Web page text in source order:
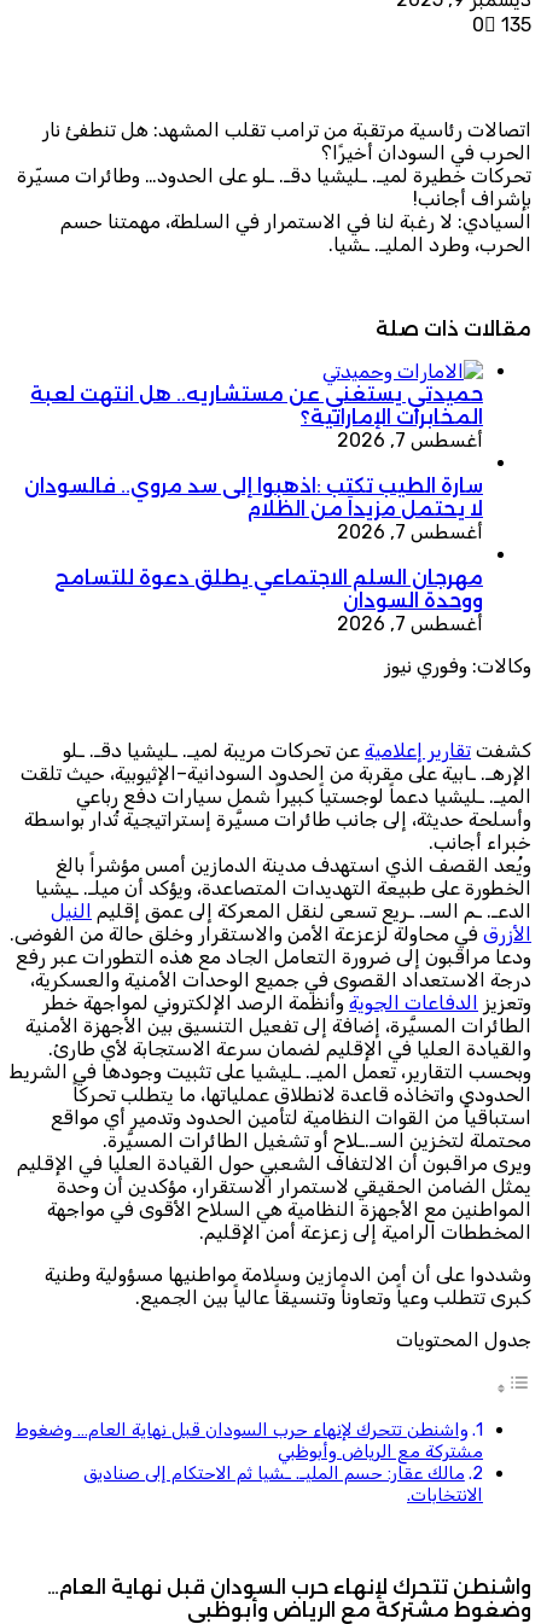
0
135
اتصالات رئاسية مرتقبة من ترامب تقلب المشهد: هل تنطفئ نار
الحرب في السودان أخيرًا؟
تحركات خطيرة لميـ. ـليشيا دقـ. ـلو على الحدود… وطائرات مسيّرة
بإشراف أجانب!
السيادي: لا رغبة لنا في الاستمرار في السلطة، مهمتنا حسم
الحرب، وطرد المليـ. ـشيا.
مقالات ذات صلة
حميدتي يستغني عن مستشاريه.. هل انتهت لعبة
المخابرات الإماراتية؟
أغسطس 7, 2026
سارة الطيب تكتب :اذهبوا إلى سد مروي.. فالسودان
لا يحتمل مزيداً من الظلام
أغسطس 7, 2026
مهرجان السلم الاجتماعي يطلق دعوة للتسامح
ووحدة السودان
أغسطس 7, 2026
وكالات: وفوري نيوز
كشفت تقارير إعلامية عن تحركات مريبة لميـ. ـليشيا دقـ. ـلو
الإرهـ. ـابية على مقربة من الحدود السودانية–الإثيوبية، حيث تلقت
الميـ. ـليشيا دعماً لوجستياً كبيراً شمل سيارات دفع رباعي
وأسلحة حديثة، إلى جانب طائرات مسيَّرة إستراتيجية تُدار بواسطة
خبراء أجانب.
ويُعد القصف الذي استهدف مدينة الدمازين أمس مؤشراً بالغ
الخطورة على طبيعة التهديدات المتصاعدة، ويؤكد أن ميلـ. ـيشيا
الدعـ. ـم السـ. ـريع تسعى لنقل المعركة إلى عمق إقليم
النيل
الأزرق في محاولة لزعزعة الأمن والاستقرار وخلق حالة من الفوضى.
ودعا مراقبون إلى ضرورة التعامل الجاد مع هذه التطورات عبر رفع
درجة الاستعداد القصوى في جميع الوحدات الأمنية والعسكرية،
وتعزيز
الدفاعات الجوية وأنظمة الرصد الإلكتروني لمواجهة خطر
الطائرات المسيَّرة، إضافة إلى تفعيل التنسيق بين الأجهزة الأمنية
والقيادة العليا في الإقليم لضمان سرعة الاستجابة لأي طارئ.
وبحسب التقارير، تعمل الميـ. ـليشيا على تثبيت وجودها في الشريط
الحدودي واتخاذه قاعدة لانطلاق عملياتها، ما يتطلب تحركاً
استباقياً من القوات النظامية لتأمين الحدود وتدمير أي مواقع
محتملة لتخزين السـ.ـلاح أو تشغيل الطائرات المسيَّرة.
ويرى مراقبون أن الالتفاف الشعبي حول القيادة العليا في الإقليم
يمثل الضامن الحقيقي لاستمرار الاستقرار، مؤكدين أن وحدة
المواطنين مع الأجهزة النظامية هي السلاح الأقوى في مواجهة
المخططات الرامية إلى زعزعة أمن الإقليم.
وشددوا على أن أمن الدمازين وسلامة مواطنيها مسؤولية وطنية
كبرى تتطلب وعياً وتعاوناً وتنسيقاً عالياً بين الجميع.
جدول المحتويات
واشنطن تتحرك لإنهاء حرب السودان قبل نهاية العام… وضغوط
مشتركة مع الرياض وأبوظبي
مالك عقار: حسم المليـ. ـشيا ثم الاحتكام إلى صناديق
الانتخابات.
واشنطن تتحرك لإنهاء حرب السودان قبل نهاية العام…
وضغوط مشتركة مع الرياض وأبوظبي